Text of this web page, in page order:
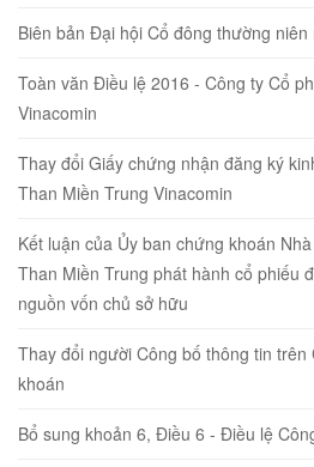
Biên bản Đại hội Cổ đông thường niên
Toàn văn Điều lệ 2016 - Công ty Cổ
Vinacomin
Thay đổi Giấy chứng nhận đăng ký
Than Miền Trung Vinacomin
Kết luận của Ủy ban chứng khoán
Than Miền Trung phát hành cổ phiếu
nguồn vốn chủ sở hữu
Thay đổi người Công bố thông tin trên
khoán
Bổ sung khoản 6, Điều 6 - Điều lệ